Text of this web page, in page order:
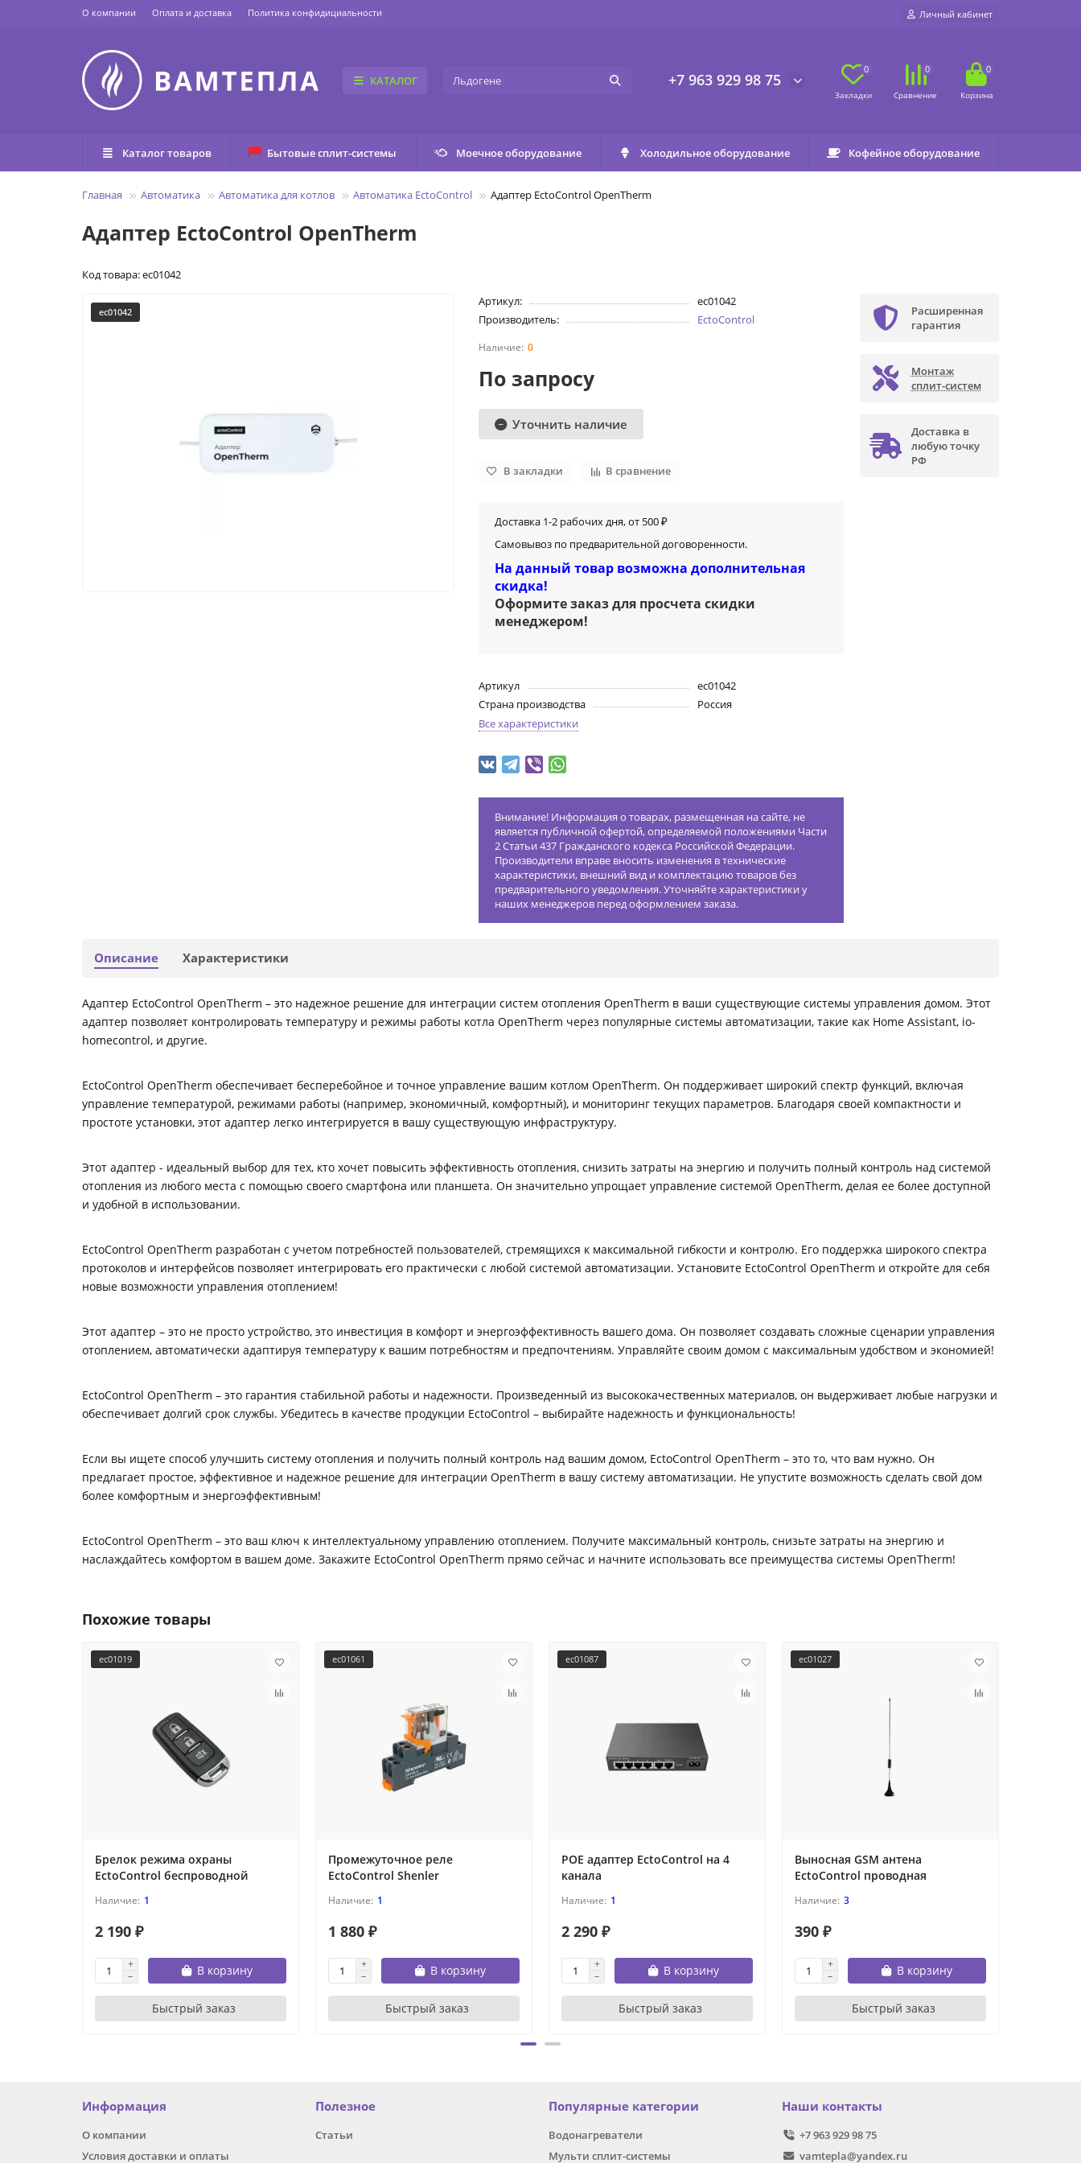
О компании Оплата и доставка Политика конфидициальности Личный кабинет
КАТАЛОГ +7 963 929 98 75
0 0 0
Каталог товаров Бытовые сплит-системы Моечное оборудование Холодильное оборудование Кофейное оборудование
Главная Автоматика Автоматика для котлов Автоматика EctoControl Адаптер EctoControl OpenTherm
Адаптер EctoControl OpenTherm
Код товара: ec01042
ec01042
Артикул:
ec01042
Производитель:
EctoControl
0
По запросу
Уточнить наличие
В закладки В сравнение
Доставка 1-2 рабочих дня, от 500 ₽
Самовывоз по предварительной договоренности.
На данный товар возможна дополнительная
скидка!
Оформите заказ для просчета скидки
менеджером!
Артикул
ec01042
Страна производства
Россия
Все характеристики
Внимание! Информация о товарах, размещенная на сайте, не
является публичной офертой, определяемой положениями Части
2 Статьи 437 Гражданского кодекса Российской Федерации.
Производители вправе вносить изменения в технические
характеристики, внешний вид и комплектацию товаров без
предварительного уведомления. Уточняйте характеристики у
наших менеджеров перед оформлением заказа.
Расширенная
гарантия
Монтаж
сплит-систем
Доставка в
любую точку
РФ
Описание Характеристики
Адаптер EctoControl OpenTherm – это надежное решение для интеграции систем отопления OpenTherm в ваши существующие системы управления домом. Этот
адаптер позволяет контролировать температуру и режимы работы котла OpenTherm через популярные системы автоматизации, такие как Home Assistant, io-
homecontrol, и другие.
EctoControl OpenTherm обеспечивает бесперебойное и точное управление вашим котлом OpenTherm. Он поддерживает широкий спектр функций, включая
управление температурой, режимами работы (например, экономичный, комфортный), и мониторинг текущих параметров. Благодаря своей компактности и
простоте установки, этот адаптер легко интегрируется в вашу существующую инфраструктуру.
Этот адаптер - идеальный выбор для тех, кто хочет повысить эффективность отопления, снизить затраты на энергию и получить полный контроль над системой
отопления из любого места с помощью своего смартфона или планшета. Он значительно упрощает управление системой OpenTherm, делая ее более доступной
и удобной в использовании.
EctoControl OpenTherm разработан с учетом потребностей пользователей, стремящихся к максимальной гибкости и контролю. Его поддержка широкого спектра
протоколов и интерфейсов позволяет интегрировать его практически с любой системой автоматизации. Установите EctoControl OpenTherm и откройте для себя
новые возможности управления отоплением!
Этот адаптер – это не просто устройство, это инвестиция в комфорт и энергоэффективность вашего дома. Он позволяет создавать сложные сценарии управления
отоплением, автоматически адаптируя температуру к вашим потребностям и предпочтениям. Управляйте своим домом с максимальным удобством и экономией!
EctoControl OpenTherm – это гарантия стабильной работы и надежности. Произведенный из высококачественных материалов, он выдерживает любые нагрузки и
обеспечивает долгий срок службы. Убедитесь в качестве продукции EctoControl – выбирайте надежность и функциональность!
Если вы ищете способ улучшить систему отопления и получить полный контроль над вашим домом, EctoControl OpenTherm – это то, что вам нужно. Он
предлагает простое, эффективное и надежное решение для интеграции OpenTherm в вашу систему автоматизации. Не упустите возможность сделать свой дом
более комфортным и энергоэффективным!
EctoControl OpenTherm – это ваш ключ к интеллектуальному управлению отоплением. Получите максимальный контроль, снизьте затраты на энергию и
наслаждайтесь комфортом в вашем доме. Закажите EctoControl OpenTherm прямо сейчас и начните использовать все преимущества системы OpenTherm!
Похожие товары
ec01019
Брелок режима охраны
EctoControl беспроводной
1
2 190 ₽
В корзину
Быстрый заказ
ec01061
Промежуточное реле
EctoControl Shenler
1
1 880 ₽
В корзину
Быстрый заказ
ec01087
POE адаптер EctoControl на 4
канала
1
2 290 ₽
В корзину
Быстрый заказ
ec01027
Выносная GSM антена
EctoControl проводная
3
390 ₽
В корзину
Быстрый заказ
Информация
О компании
Условия доставки и оплаты
Полезное
Статьи
Популярные категории
Водонагреватели
Мульти сплит-системы
Наши контакты
+7 963 929 98 75
vamtepla@yandex.ru